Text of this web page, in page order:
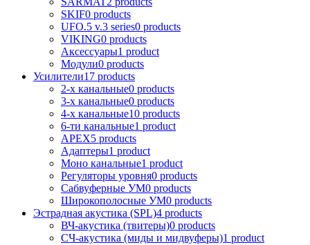
SKIF0 products
UFO.5 v.3 series0 products
VIKING0 products
Аксессуары1 product
Модули0 products
Усилители17 products
2-х канальные0 products
3-х канальные0 products
4-х канальные10 products
6-ти канальные1 product
APEX5 products
Адаптеры1 product
Моно канальные1 product
Регуляторы уровня0 products
Сабвуферные УМ0 products
Широкополосные УМ0 products
Эстрадная акустика (SPL)4 products
ВЧ-акустика (твитеры)0 products
СЧ-акустика (миды и мидвуферы)1 product